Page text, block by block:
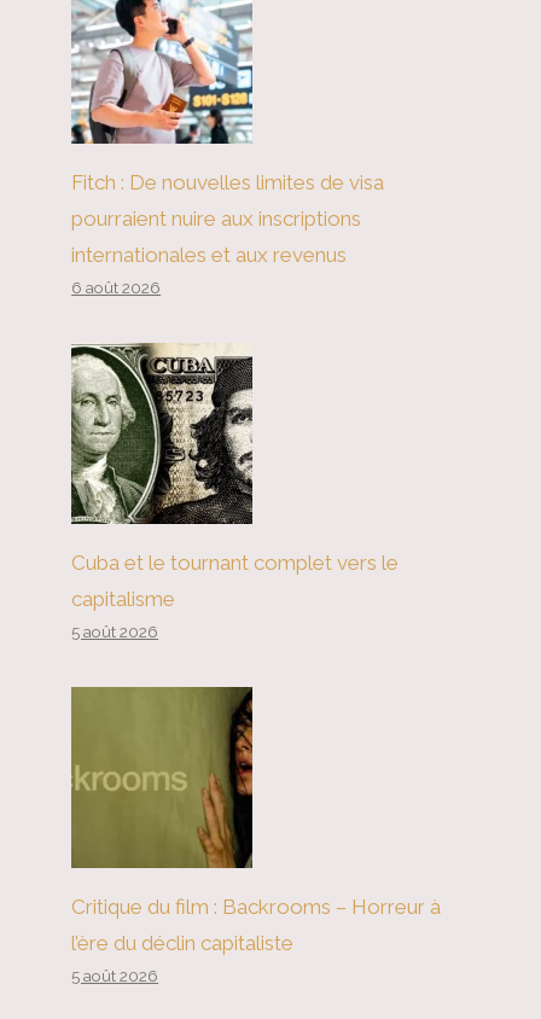
Fitch : De nouvelles limites de visa
pourraient nuire aux inscriptions
internationales et aux revenus
6 août 2026
Cuba et le tournant complet vers le
capitalisme
5 août 2026
Critique du film : Backrooms – Horreur à
l’ère du déclin capitaliste
5 août 2026